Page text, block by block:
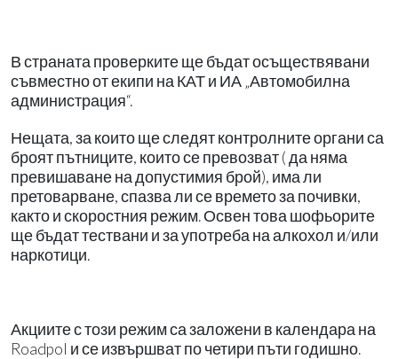
В страната проверките ще бъдат осъществявани
съвместно от екипи на КАТ и ИА „Автомобилна
администрация“.
Нещата, за които ще следят контролните органи са
броят пътниците, които се превозват ( да няма
превишаване на допустимия брой), има ли
претоварване, спазва ли се времето за почивки,
както и скоростния режим. Освен това шофьорите
ще бъдат тествани и за употреба на алкохол и/или
наркотици.
Акциите с този режим са заложени в календара на
Roadpol и се извършват по четири пъти годишно.